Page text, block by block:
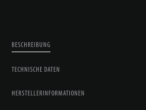
BESCHREIBUNG
TECHNISCHE DATEN
HERSTELLERINFORMATIONEN